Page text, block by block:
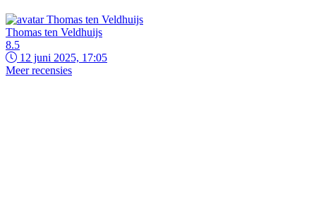
Thomas ten Veldhuijs
8.5
12 juni 2025, 17:05
Meer recensies